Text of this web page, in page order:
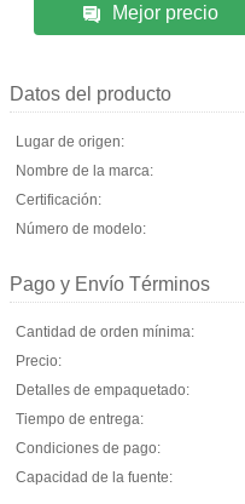
Mejor precio
Datos del producto
Lugar de origen:
Nombre de la marca:
Certificación:
Número de modelo:
Pago y Envío Términos
Cantidad de orden mínima:
Precio:
Detalles de empaquetado:
Tiempo de entrega:
Condiciones de pago:
Capacidad de la fuente: